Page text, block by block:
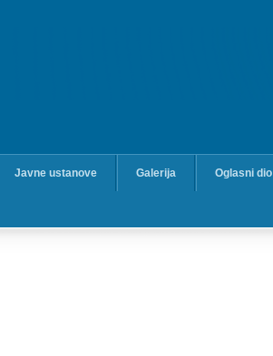
Javne ustanove Galerija Oglasni dio